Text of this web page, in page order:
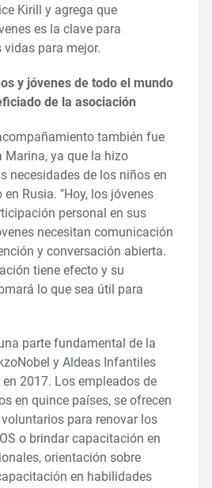
Kirill y agrega que
es la clave para
para mejor.
y jóvenes de todo el mundo
de la asociación
también fue
Marina, ya que la hizo
necesidades de los niños en
Rusia. "Hoy, los jóvenes
personal en sus
necesitan comunicación
y conversación abierta.
tiene efecto y su
lo que sea útil para
parte fundamental de la
y Aldeas Infantiles
en 2017. Los empleados de
en quince países, se ofrecen
para renovar los
o brindar capacitación en
orientación sobre
en habilidades